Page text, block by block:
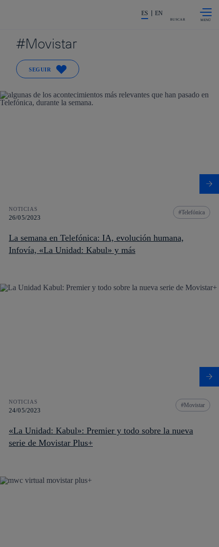
La acción en accionistas e
ES EN
BUSCAR
Movistar
SEGUIR
NOTICIAS
26/05/2023
Telefónica
La semana en Telefónica: IA, evolución humana,
Infovía, «La Unidad: Kabul» y más
NOTICIAS
24/05/2023
Movistar
«La Unidad: Kabul»: Premier y todo sobre la nueva
serie de Movistar Plus+